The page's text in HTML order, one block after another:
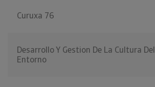
Curuxa 76
Desarrollo Y Gestion De La Cultura Del
Entorno